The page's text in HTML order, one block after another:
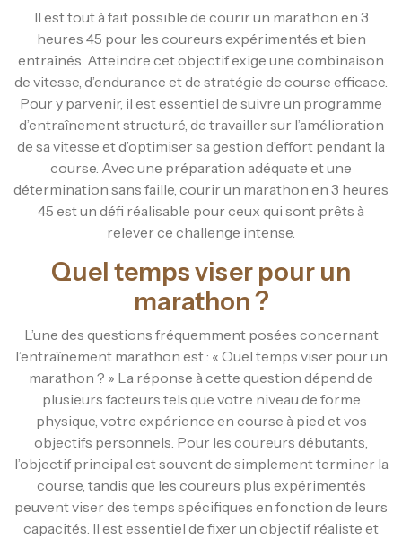
Il est tout à fait possible de courir un marathon en 3
heures 45 pour les coureurs expérimentés et bien
entraînés. Atteindre cet objectif exige une combinaison
de vitesse, d’endurance et de stratégie de course efficace.
Pour y parvenir, il est essentiel de suivre un programme
d’entraînement structuré, de travailler sur l’amélioration
de sa vitesse et d’optimiser sa gestion d’effort pendant la
course. Avec une préparation adéquate et une
détermination sans faille, courir un marathon en 3 heures
45 est un défi réalisable pour ceux qui sont prêts à
relever ce challenge intense.
Quel temps viser pour un
marathon ?
L’une des questions fréquemment posées concernant
l’entraînement marathon est : « Quel temps viser pour un
marathon ? » La réponse à cette question dépend de
plusieurs facteurs tels que votre niveau de forme
physique, votre expérience en course à pied et vos
objectifs personnels. Pour les coureurs débutants,
l’objectif principal est souvent de simplement terminer la
course, tandis que les coureurs plus expérimentés
peuvent viser des temps spécifiques en fonction de leurs
capacités. Il est essentiel de fixer un objectif réaliste et